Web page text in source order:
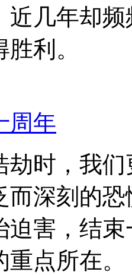
近几年却
利。
周年
劫时，我
而深刻的
迫害，结
点所在。